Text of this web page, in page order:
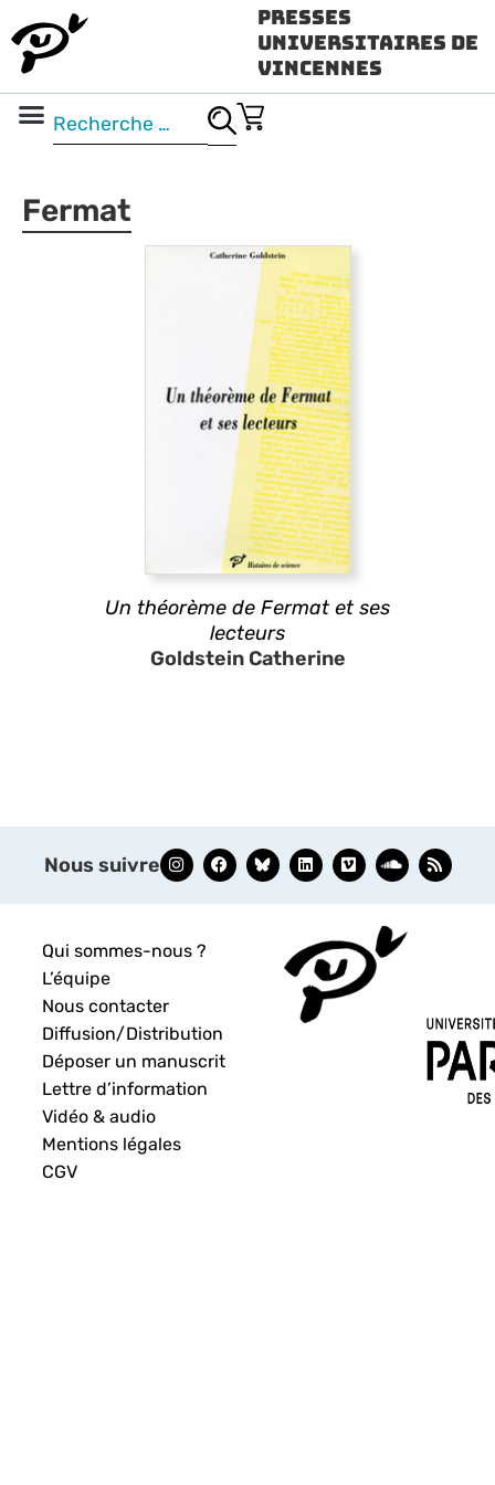
Presses
Universitaires de
Vincennes
Fermat
Un théorème de Fermat et ses
lecteurs
Goldstein Catherine
Nous suivre
Qui sommes-nous ?
L’équipe
Nous contacter
Diffusion/Distribution
Déposer un manuscrit
Lettre d’information
Vidéo & audio
Mentions légales
CGV